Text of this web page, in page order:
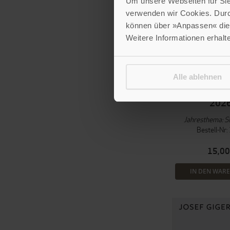
verwenden wir Cookies.
können über »Anpassen«
Weitere Informationen
Alle ablehnen
Gertraud
Jahresthema:
Bestell-
IN DEN